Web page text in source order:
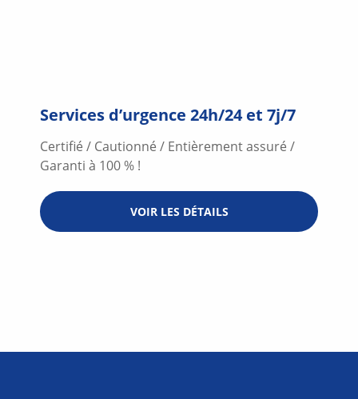
Services d’urgence 24h/24 et 7j/7
Certifié / Cautionné / Entièrement assuré /
Garanti à 100 % !
VOIR LES DÉTAILS